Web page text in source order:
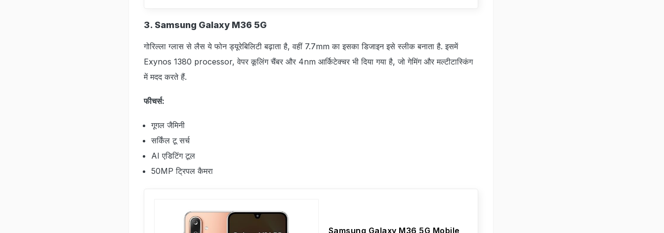
3. Samsung Galaxy M36 5G
गोरिल्‍ला ग्‍लास से लैस ये फोन ड्यूरेबिलिटी बढ़ाता है, वहीं 7.7mm का इसका डिजाइन इसे स्‍लीक बनाता है. इसमें
Exynos 1380 processor, वेपर कूलिंग चैंबर और 4nm आर्किटेक्चर भी दिया गया है, जो गेमिंग और मल्टीटास्किंग
में मदद करते हैं.
फीचर्स:
गूगल जैमिनी
सर्किंल टू सर्च
AI एडिटिंग टूल
50MP ट्रिपल कैमरा
Samsung Galaxy M36 5G Mobile